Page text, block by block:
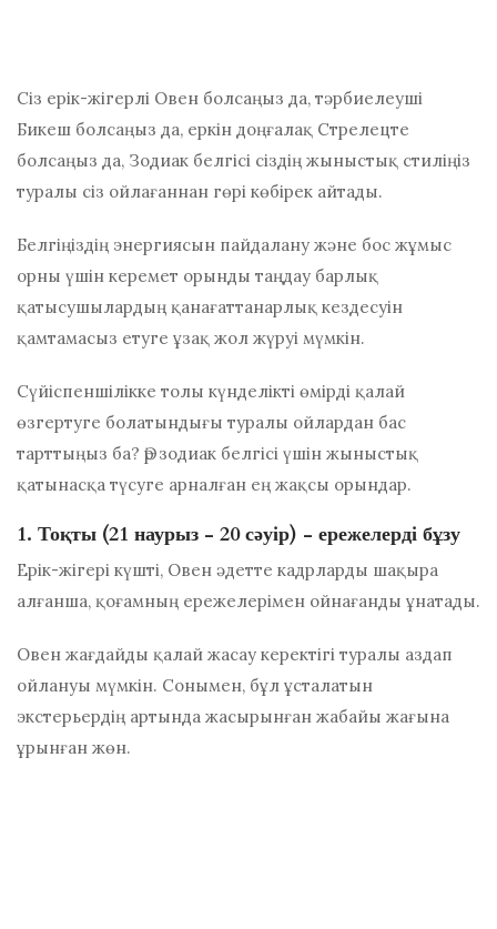
Сіз ерік-жігерлі Овен болсаңыз да, тәрбиелеуші ​​
Бикеш болсаңыз да, еркін доңғалақ Стрелецте
болсаңыз да, Зодиак белгісі сіздің жыныстық стиліңіз
туралы сіз ойлағаннан гөрі көбірек айтады.
Белгіңіздің энергиясын пайдалану және бос жұмыс
орны үшін керемет орынды таңдау барлық
қатысушылардың қанағаттанарлық кездесуін
қамтамасыз етуге ұзақ жол жүруі мүмкін.
Сүйіспеншілікке толы күнделікті өмірді қалай
өзгертуге болатындығы туралы ойлардан бас
тарттыңыз ба? Әр зодиак белгісі үшін жыныстық
қатынасқа түсуге арналған ең жақсы орындар.
1. Тоқты (21 наурыз - 20 сәуір) - ережелерді бұзу
Ерік-жігері күшті, Овен әдетте кадрларды шақыра
алғанша, қоғамның ережелерімен ойнағанды ​​ұнатады.
Овен жағдайды қалай жасау керектігі туралы аздап
ойлануы мүмкін. Сонымен, бұл ұсталатын
экстерьердің артында жасырынған жабайы жағына
ұрынған жөн.